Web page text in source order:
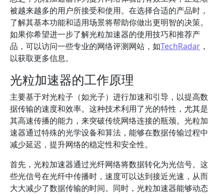
被越来越多的用户所接受和使用。在选择合适的产品时，
了解其基本功能和适用场景将帮助你做出更明智的决策。
如果你希望进一步了解光粒加速器的使用技巧和推荐产
品，可以访问一些专业的网络评测网站，如TechRadar ，
以获取更多信息。
光粒加速器的工作原理
主要基于对光粒子（如光子）进行加速和引导，以提高数
据传输的速度和效率。这种技术利用了光的特性，尤其是
其高速传播的能力，来突破传统网络连接的瓶颈。光粒加
速器通过特殊的光学设备和算法，能够在数据传输过程中
减少延迟，提升网络的稳定性和安全性。
首先，光粒加速器通过光纤网络将数据转化为光信号。这
些光信号在光纤中传播时，速度可以达到接近光速，从而
大大减少了数据传输的时间。同时，光粒加速器能够动态